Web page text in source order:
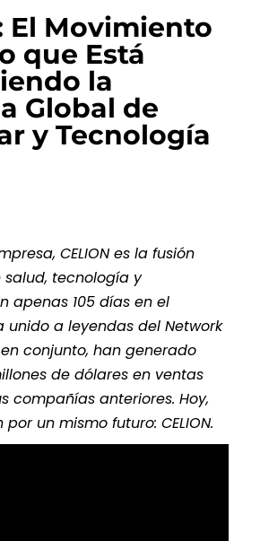
El Movimiento
que Está
la
Global de
y Tecnología
CELION es la fusión
tecnología y
apenas 105 días en el
unido a leyendas del Network
conjunto, han generado
de dólares en ventas
compañías anteriores. Hoy,
un mismo futuro: CELION.